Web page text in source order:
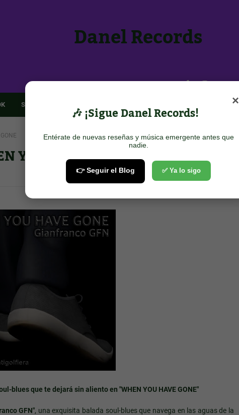
Danel Records
SPOTIFY
YOU HAVE GONE
blues que te dejará sin aliento en "WHEN YOU HAVE GONE"
GFN", una exquisita balada soul-blues que navega en las aguas de la
×
🎶 ¡Sigue Danel Records!
Entérate de nuevas reseñas y música emergente antes que
nadie.
👉 Seguir el Blog ✅ Ya lo sigo